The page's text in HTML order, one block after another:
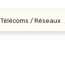
/ Réseaux